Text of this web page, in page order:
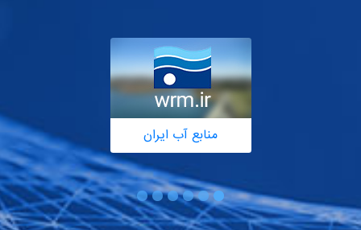
منابع آب ایران